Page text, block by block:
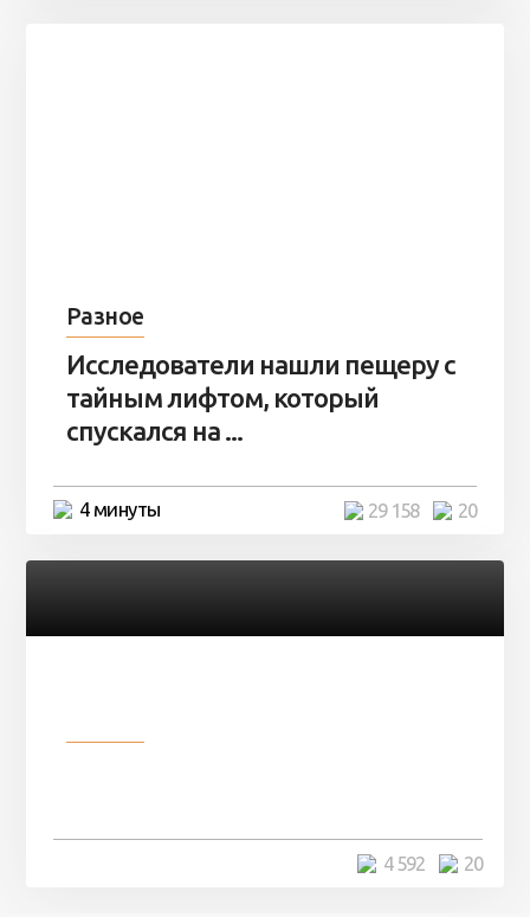
Разное
Исследователи нашли пещеру с
тайным лифтом, который
спускался на ...
4 минуты 20
29 158
20
4 592